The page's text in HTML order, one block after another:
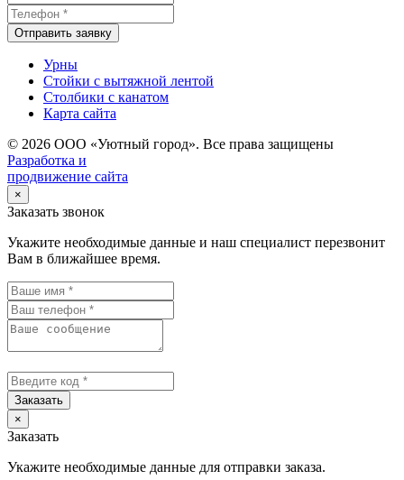
Отправить заявку
Урны
Стойки с вытяжной лентой
Столбики с канатом
Карта сайта
© 2026 ООО «Уютный город». Все права защищены
Разработка и
продвижение сайта
×
Заказать звонок
Укажите необходимые данные и наш специалист перезвонит
Вам в ближайшее время.
Заказать
×
Заказать
Укажите необходимые данные для отправки заказа.